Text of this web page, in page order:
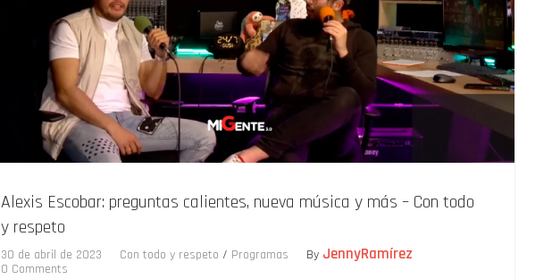
Alexis Escobar: preguntas calientes, nueva música y más – Con todo
y respeto
30 de abril de 2023 Con todo y respeto / Programas By JennyRamírez
0 Comments